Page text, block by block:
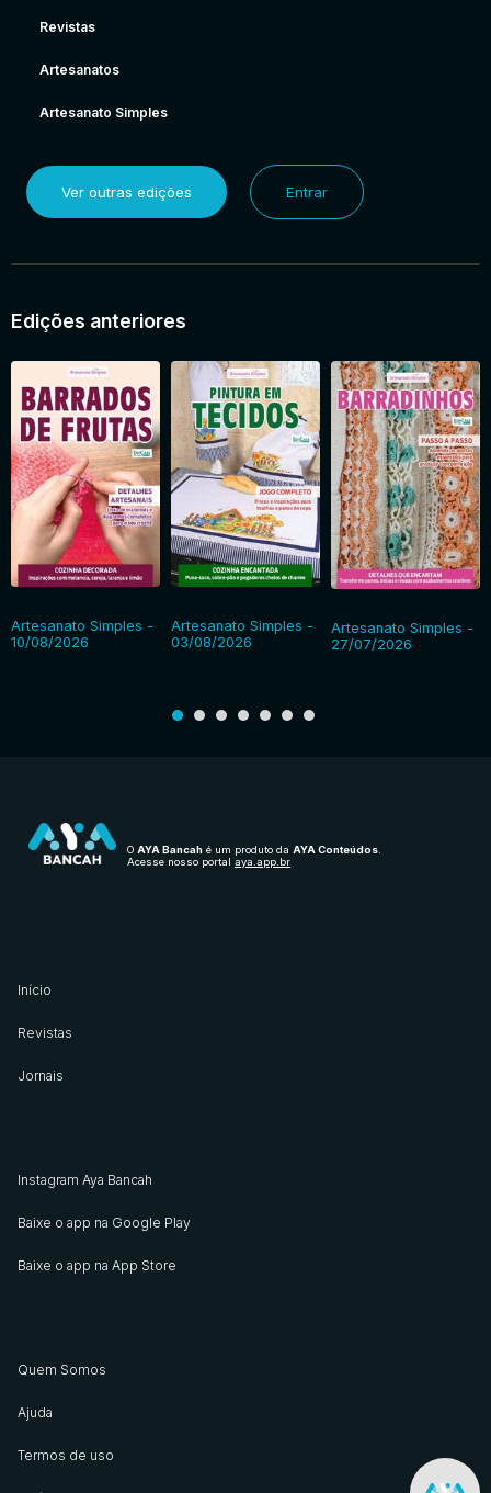
Revistas
Artesanatos
Artesanato Simples
Ver outras edições Entrar
Edições anteriores
Artesanato Simples -
10/08/2026
Artesanato Simples -
03/08/2026
Artesanato Simples -
27/07/2026
O AYA Bancah é um produto da AYA Conteúdos
Acesse nosso portal aya.app.br
Início
Revistas
Jornais
Instagram Aya Bancah
Baixe o app na Google Play
Baixe o app na App Store
Quem Somos
Ajuda
Termos de uso